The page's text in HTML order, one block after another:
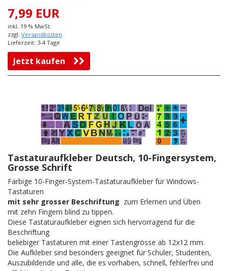
7,99 EUR
inkl. 19 % MwSt.
zzgl. Versandkosten
Lieferzeit: 3-4 Tage
Jetzt kaufen
Tastaturaufkleber Deutsch, 10-Fingersystem,
Grosse Schrift
Farbige 10-Finger-System-Tastaturaufkleber für Windows-
Tastaturen
mit sehr grosser Beschriftung zum Erlernen und Üben
mit zehn Fingern blind zu tippen.
Diese Tastaturaufkleber eignen sich hervorragend für die
Beschriftung
beliebiger Tastaturen mit einer Tastengrösse ab 12x12 mm.
Die Aufkleber sind besonders geeignet für Schüler, Studenten,
Auszubildende und alle, die es vorhaben, schnell, fehlerfrei und